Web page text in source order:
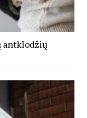
antklodžių